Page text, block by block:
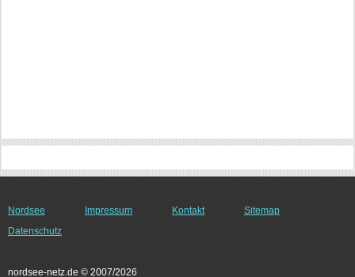
Nordsee Impressum Kontakt
Sitemap
Datenschutz
nordsee-netz.de © 2007/2026